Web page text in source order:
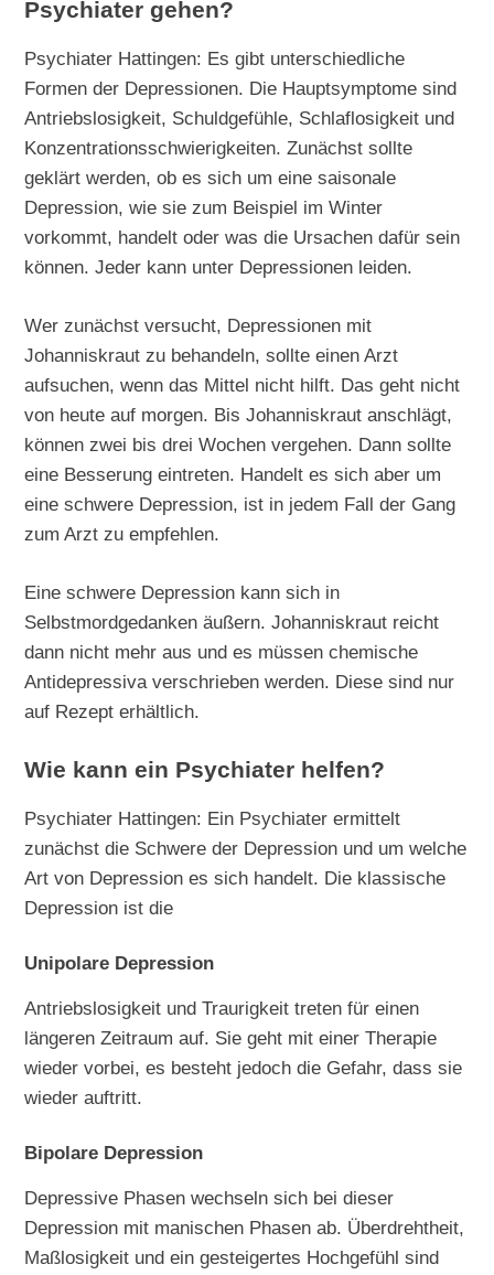
Psychiater gehen?
Psychiater Hattingen: Es gibt unterschiedliche
Formen der Depressionen. Die Hauptsymptome sind
Antriebslosigkeit, Schuldgefühle, Schlaflosigkeit und
Konzentrationsschwierigkeiten. Zunächst sollte
geklärt werden, ob es sich um eine saisonale
Depression, wie sie zum Beispiel im Winter
vorkommt, handelt oder was die Ursachen dafür sein
können. Jeder kann unter Depressionen leiden.
Wer zunächst versucht, Depressionen mit
Johanniskraut zu behandeln, sollte einen Arzt
aufsuchen, wenn das Mittel nicht hilft. Das geht nicht
von heute auf morgen. Bis Johanniskraut anschlägt,
können zwei bis drei Wochen vergehen. Dann sollte
eine Besserung eintreten. Handelt es sich aber um
eine schwere Depression, ist in jedem Fall der Gang
zum Arzt zu empfehlen.
Eine schwere Depression kann sich in
Selbstmordgedanken äußern. Johanniskraut reicht
dann nicht mehr aus und es müssen chemische
Antidepressiva verschrieben werden. Diese sind nur
auf Rezept erhältlich.
Wie kann ein Psychiater helfen?
Psychiater Hattingen: Ein Psychiater ermittelt
zunächst die Schwere der Depression und um welche
Art von Depression es sich handelt. Die klassische
Depression ist die
Unipolare Depression
Antriebslosigkeit und Traurigkeit treten für einen
längeren Zeitraum auf. Sie geht mit einer Therapie
wieder vorbei, es besteht jedoch die Gefahr, dass sie
wieder auftritt.
Bipolare Depression
Depressive Phasen wechseln sich bei dieser
Depression mit manischen Phasen ab. Überdrehtheit,
Maßlosigkeit und ein gesteigertes Hochgefühl sind